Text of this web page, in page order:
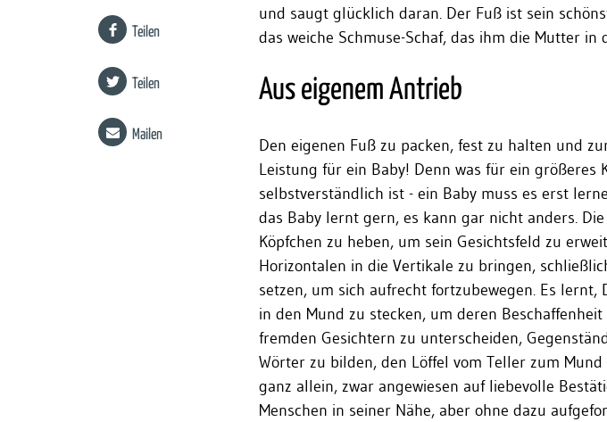
und saugt glücklich daran. Der Fuß ist sein
das weiche Schmuse-Schaf, das ihm die Mutter in
Aus eigenem Antrieb
Den eigenen Fuß zu packen, fest zu halten und
Leistung für ein Baby! Denn was für ein größeres
selbstverständlich ist - ein Baby muss es erst
das Baby lernt gern, es kann gar nicht anders.
Köpfchen zu heben, um sein Gesichtsfeld zu
Horizontalen in die Vertikale zu bringen,
setzen, um sich aufrecht fortzubewegen. Es lernt,
in den Mund zu stecken, um deren
fremden Gesichtern zu unterscheiden,
Wörter zu bilden, den Löffel vom Teller zum
ganz allein, zwar angewiesen auf liebevolle
Menschen in seiner Nähe, aber ohne dazu
Teilen
Teilen
Mailen